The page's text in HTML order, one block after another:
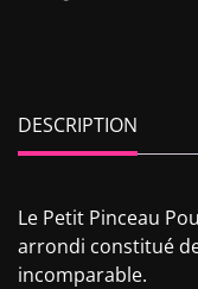
DESCRIPTION
Le Petit Pinceau
arrondi constitué
incomparable.